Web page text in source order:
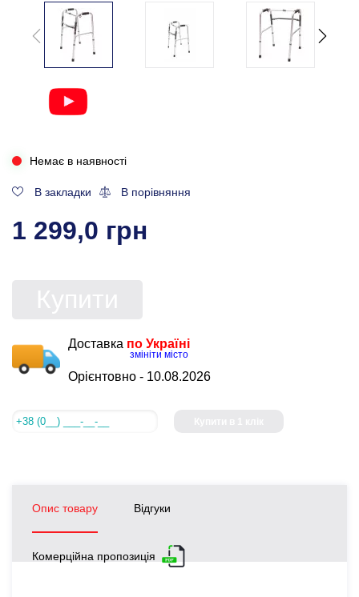
Немає в наявності
В закладки В порівняння
1 299,0 грн
Доставка по Україні
змініти місто
Орієнтовно - 10.08.2026
Опис товару Відгуки
Комерційна пропозиція